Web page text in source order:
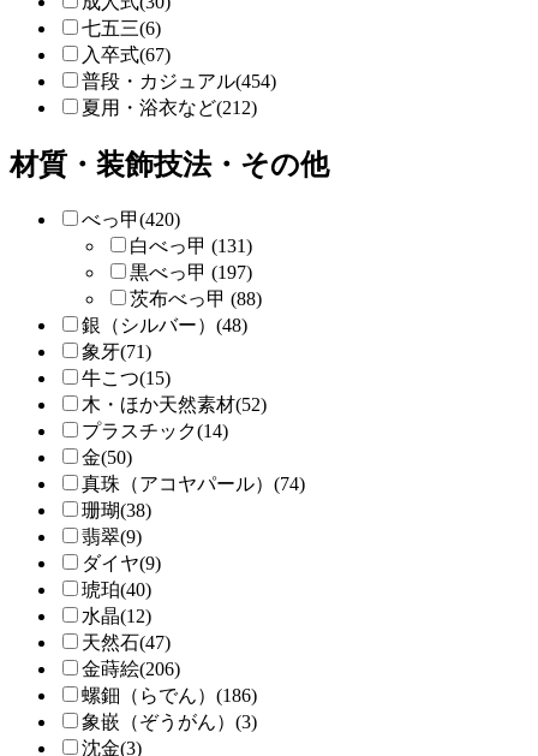
七五三(6)
入卒式(67)
普段・カジュアル(454)
夏用・浴衣など(212)
材質・装飾技法・その他
べっ甲(420)
白べっ甲 (131)
黒べっ甲 (197)
茨布べっ甲 (88)
銀（シルバー）(48)
象牙(71)
牛こつ(15)
木・ほか天然素材(52)
プラスチック(14)
金(50)
真珠（アコヤパール）(74)
珊瑚(38)
翡翠(9)
ダイヤ(9)
琥珀(40)
水晶(12)
天然石(47)
金蒔絵(206)
螺鈿（らでん）(186)
象嵌（ぞうがん）(3)
沈金(3)